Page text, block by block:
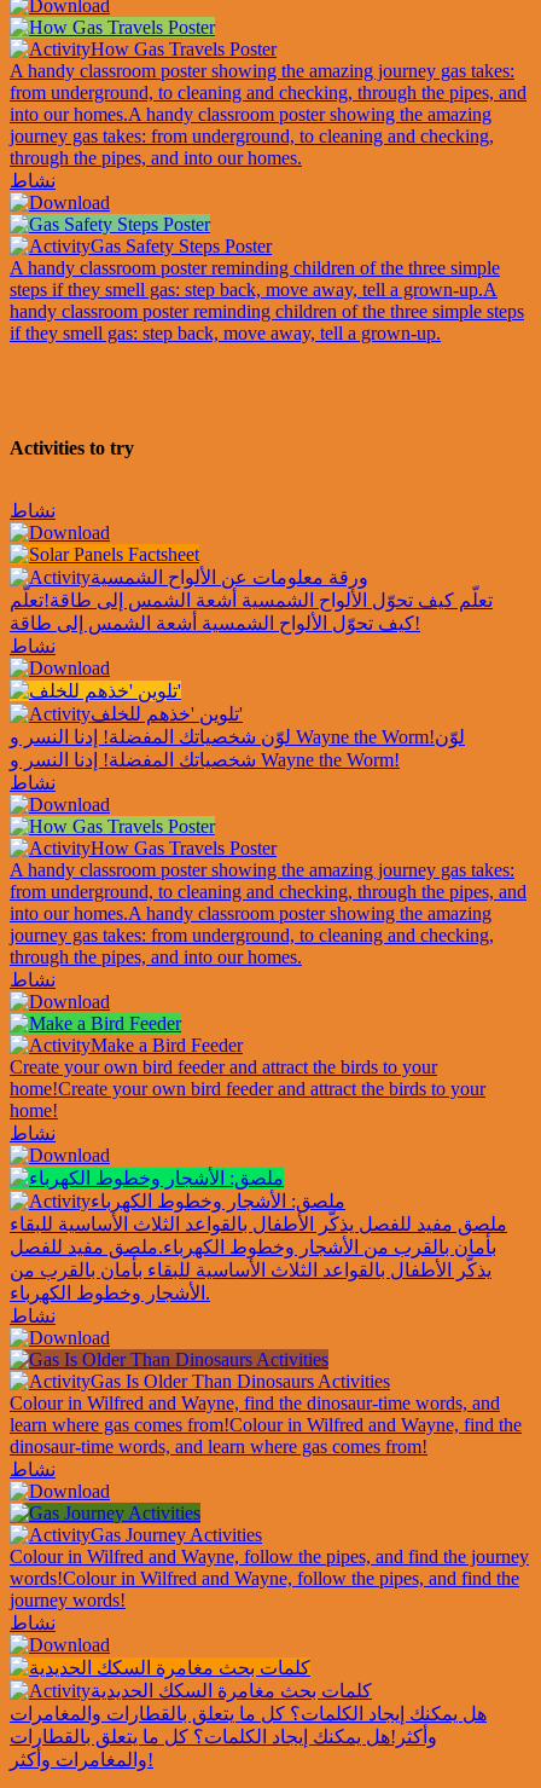
How Gas Travels Poster
A handy classroom poster showing the amazing journey gas takes:
from underground, to cleaning and checking, through the pipes, and
into our homes.A handy classroom poster showing the amazing
journey gas takes: from underground, to cleaning and checking,
through the pipes, and into our homes.
نشاط
Gas Safety Steps Poster
A handy classroom poster reminding children of the three simple
steps if they smell gas: step back, move away, tell a grown-up.A
handy classroom poster reminding children of the three simple steps
if they smell gas: step back, move away, tell a grown-up.
Activities to try
نشاط
ورقة معلومات عن الألواح الشمسية
تعلّم كيف تحوّل الألواح الشمسية أشعة الشمس إلى طاقة!تعلّم
كيف تحوّل الألواح الشمسية أشعة الشمس إلى طاقة!
نشاط
تلوين 'خذهم للخلف'
لوّن شخصياتك المفضلة! إدنا النسر و Wayne the Worm!لوّن
شخصياتك المفضلة! إدنا النسر و Wayne the Worm!
نشاط
How Gas Travels Poster
A handy classroom poster showing the amazing journey gas takes:
from underground, to cleaning and checking, through the pipes, and
into our homes.A handy classroom poster showing the amazing
journey gas takes: from underground, to cleaning and checking,
through the pipes, and into our homes.
نشاط
Make a Bird Feeder
Create your own bird feeder and attract the birds to your
home!Create your own bird feeder and attract the birds to your
home!
نشاط
ملصق: الأشجار وخطوط الكهرباء
ملصق مفيد للفصل يذكّر الأطفال بالقواعد الثلاث الأساسية للبقاء
بأمان بالقرب من الأشجار وخطوط الكهرباء.ملصق مفيد للفصل
يذكّر الأطفال بالقواعد الثلاث الأساسية للبقاء بأمان بالقرب من
الأشجار وخطوط الكهرباء.
نشاط
Gas Is Older Than Dinosaurs Activities
Colour in Wilfred and Wayne, find the dinosaur-time words, and
learn where gas comes from!Colour in Wilfred and Wayne, find the
dinosaur-time words, and learn where gas comes from!
نشاط
Gas Journey Activities
Colour in Wilfred and Wayne, follow the pipes, and find the journey
words!Colour in Wilfred and Wayne, follow the pipes, and find the
journey words!
نشاط
كلمات بحث مغامرة السكك الحديدية
هل يمكنك إيجاد الكلمات؟ كل ما يتعلق بالقطارات والمغامرات
وأكثر!هل يمكنك إيجاد الكلمات؟ كل ما يتعلق بالقطارات
والمغامرات وأكثر!